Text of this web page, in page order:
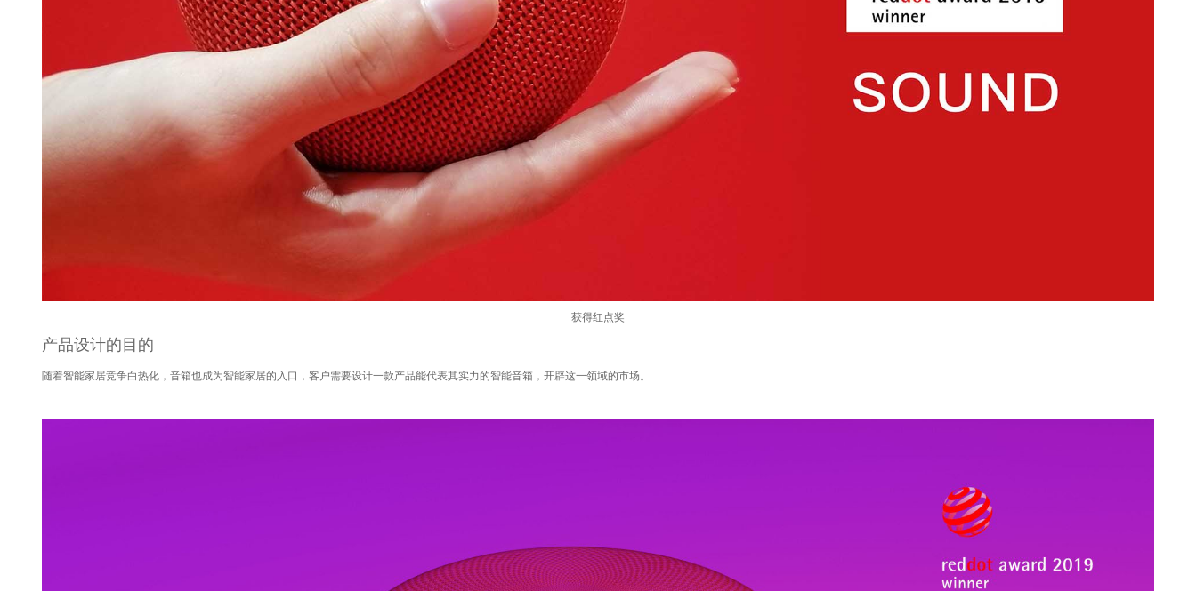
获得红点奖
产品设计的目的
随着智能家居竞争白热化，音箱也成为智能家居的入口，客户需要设计一款产品能代表其实力的智能音箱，开辟这一领域的市场。